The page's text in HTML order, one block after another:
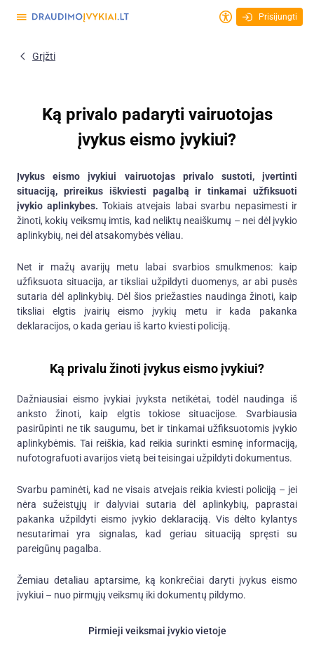
Prisijungti
Grįžti
Ką privalo padaryti vairuotojas
įvykus eismo įvykiui?
Įvykus eismo įvykiui vairuotojas privalo sustoti, įvertinti
situaciją, prireikus iškviesti pagalbą ir tinkamai užfiksuoti
įvykio aplinkybes. Tokiais atvejais labai svarbu nepasimesti ir
žinoti, kokių veiksmų imtis, kad neliktų neaiškumų – nei dėl įvykio
aplinkybių, nei dėl atsakomybės vėliau.
Net ir mažų avarijų metu labai svarbios smulkmenos: kaip
užfiksuota situacija, ar tiksliai užpildyti duomenys, ar abi pusės
sutaria dėl aplinkybių. Dėl šios priežasties naudinga žinoti, kaip
tiksliai elgtis įvairių eismo įvykių metu ir kada pakanka
deklaracijos, o kada geriau iš karto kviesti policiją.
Ką privalu žinoti įvykus eismo įvykiui?
Dažniausiai eismo įvykiai įvyksta netikėtai, todėl naudinga iš
anksto žinoti, kaip elgtis tokiose situacijose. Svarbiausia
pasirūpinti ne tik saugumu, bet ir tinkamai užfiksuotomis įvykio
aplinkybėmis. Tai reiškia, kad reikia surinkti esminę informaciją,
nufotografuoti avarijos vietą bei teisingai užpildyti dokumentus.
Svarbu paminėti, kad ne visais atvejais reikia kviesti policiją – jei
nėra sužeistųjų ir dalyviai sutaria dėl aplinkybių, paprastai
pakanka užpildyti eismo įvykio deklaraciją. Vis dėlto kylantys
nesutarimai yra signalas, kad geriau situaciją spręsti su
pareigūnų pagalba.
Žemiau detaliau aptarsime, ką konkrečiai daryti įvykus eismo
įvykiui – nuo pirmųjų veiksmų iki dokumentų pildymo.
Pirmieji veiksmai įvykio vietoje